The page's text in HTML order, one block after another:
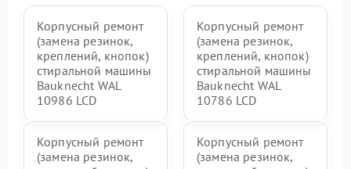
Корпусный ремонт
(замена резинок,
креплений, кнопок)
стиральной машины
Bauknecht WAL
10986 LCD
Корпусный ремонт
(замена резинок,
креплений, кнопок)
стиральной машины
Bauknecht WAL
10786 LCD
Корпусный ремонт
(замена резинок,
Корпусный ремонт
(замена резинок,